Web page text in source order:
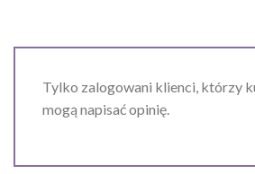
Tylko zalogowani klienci, którzy
mogą napisać opinię.